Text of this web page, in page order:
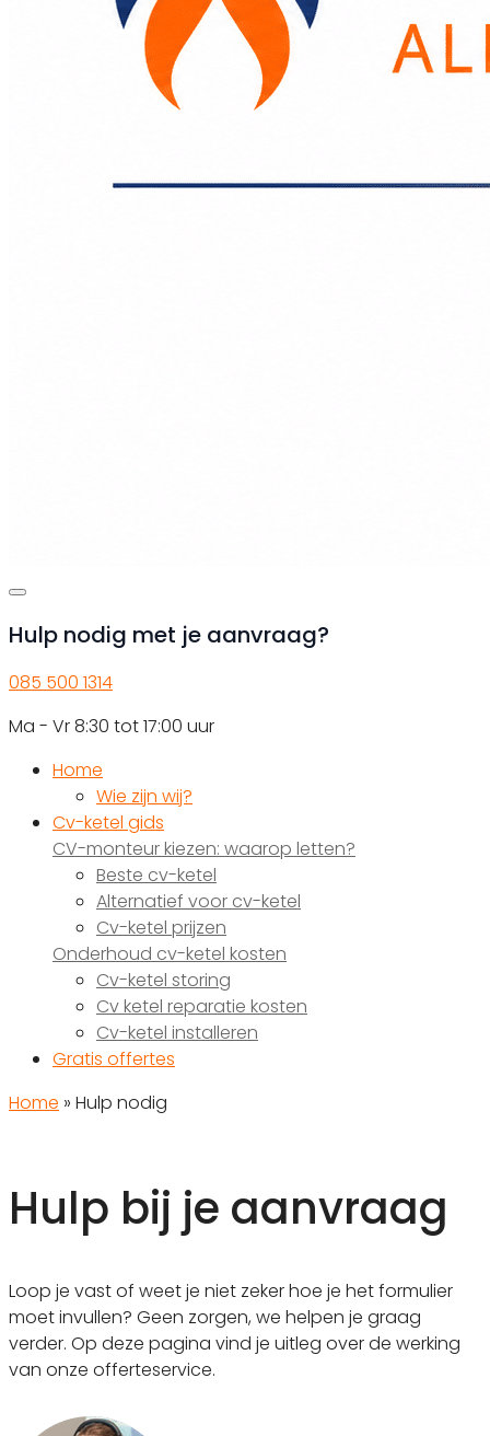
Hulp nodig met je aanvraag?
085 500 1314
Ma - Vr 8:30 tot 17:00 uur
Home
Wie zijn wij?
Cv-ketel gids
CV-monteur kiezen: waarop letten?
Beste cv-ketel
Alternatief voor cv-ketel
Cv-ketel prijzen
Onderhoud cv-ketel kosten
Cv-ketel storing
Cv ketel reparatie kosten
Cv-ketel installeren
Gratis offertes
Home » Hulp nodig
Hulp bij je aanvraag
Loop je vast of weet je niet zeker hoe je het formulier
moet invullen? Geen zorgen, we helpen je graag
verder. Op deze pagina vind je uitleg over de werking
van onze offerteservice.